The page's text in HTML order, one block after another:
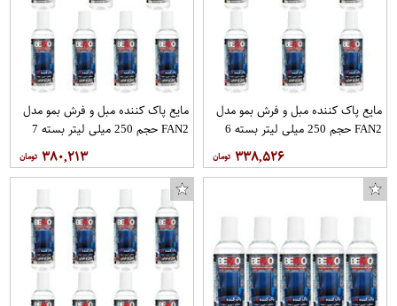
مایع پاک کننده مبل و فرش بمو مدل
FAN2 حجم 250 میلی لیتر بسته 6
۳۳۸,۵۲۶
مایع پاک کننده مبل و فرش بمو مدل
FAN2 حجم 250 میلی لیتر بسته 7
۳۸۰,۲۱۳